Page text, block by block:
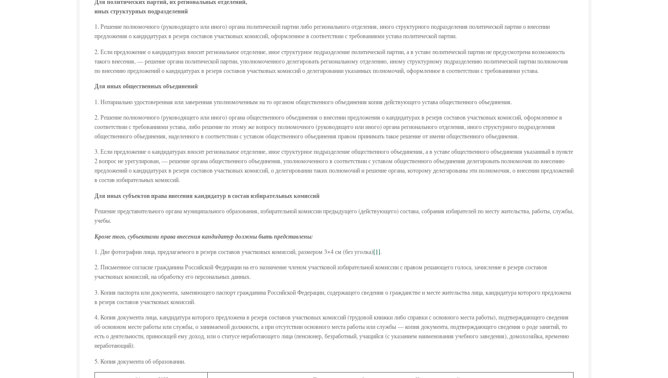
иных структурных подразделений
1. Решение полномочного (руководящего или иного) органа политической партии либо регионального отделения, иного структурного подразделения политической партии о внесении
предложения о кандидатурах в резерв составов участковых комиссий, оформленное в соответствии с требованиями устава политической партии.
2. Если предложение о кандидатурах вносит региональное отделение, иное структурное подразделение политической партии, а в уставе политической партии не предусмотрена возможность
такого внесения, — решение органа политической партии, уполномоченного делегировать региональному отделению, иному структурному подразделению политической партии полномочия
по внесению предложений о кандидатурах в резерв составов участковых комиссий о делегировании указанных полномочий, оформленное в соответствии с требованиями устава.
Для иных общественных объединений
1. Нотариально удостоверенная или заверенная уполномоченным на то органом общественного объединения копия действующего устава общественного объединения.
2. Решение полномочного (руководящего или иного) органа общественного объединения о внесении предложения о кандидатурах в резерв составов участковых комиссий, оформленное в
соответствии с требованиями устава, либо решение по этому же вопросу полномочного (руководящего или иного) органа регионального отделения, иного структурного подразделения
общественного объединения, наделенного в соответствии с уставом общественного объединения правом принимать такое решение от имени общественного объединения.
3. Если предложение о кандидатурах вносит региональное отделение, иное структурное подразделение общественного объединения, а в уставе общественного объединения указанный в пункте
2 вопрос не урегулирован, — решение органа общественного объединения, уполномоченного в соответствии с уставом общественного объединения делегировать полномочия по внесению
предложений о кандидатурах в резерв составов участковых комиссий, о делегировании таких полномочий и решение органа, которому делегированы эти полномочия, о внесении предложений
в состав избирательных комиссий.
Для иных субъектов права внесения кандидатур в состав избирательных комиссий
Решение представительного органа муниципального образования, избирательной комиссии предыдущего (действующего) состава, собрания избирателей по месту жительства, работы, службы,
учебы.
Кроме того, субъектами права внесения кандидатур должны быть представлены:
1. Две фотографии лица, предлагаемого в резерв составов участковых комиссий, размером 3×4 см (без уголка)[1].
2. Письменное согласие гражданина Российской Федерации на его назначение членом участковой избирательной комиссии с правом решающего голоса, зачисление в резерв составов
участковых комиссий, на обработку его персональных данных.
3. Копия паспорта или документа, заменяющего паспорт гражданина Российской Федерации, содержащего сведения о гражданстве и месте жительства лица, кандидатура которого предложена
в резерв составов участковых комиссий.
4. Копия документа лица, кандидатура которого предложена в резерв составов участковых комиссий (трудовой книжки либо справки с основного места работы), подтверждающего сведения
об основном месте работы или службы, о занимаемой должности, а при отсутствии основного места работы или службы — копия документа, подтверждающего сведения о роде занятий, то
есть о деятельности, приносящей ему доход, или о статусе неработающего лица (пенсионер, безработный, учащийся (с указанием наименования учебного заведения), домохозяйка, временно
неработающий).
5. Копия документа об образовании.